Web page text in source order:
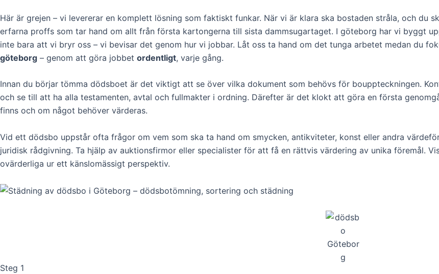
Här är grejen – vi levererar en komplett lösning som faktiskt funkar. När vi är klara ska bostaden stråla, och du
erfarna proffs som tar hand om allt från första kartongerna till sista dammsugartaget. I göteborg har vi byggt
inte bara att vi bryr oss – vi bevisar det genom hur vi jobbar. Låt oss ta hand om det tunga arbetet medan du
göteborg – genom att göra jobbet ordentligt, varje gång.
Innan du börjar tömma dödsboet är det viktigt att se över vilka dokument som behövs för bouppteckningen.
och se till att ha alla testamenten, avtal och fullmakter i ordning. Därefter är det klokt att göra en första
finns och om något behöver värderas.
Vid ett dödsbo uppstår ofta frågor om vem som ska ta hand om smycken, antikviteter, konst eller andra
juridisk rådgivning. Ta hjälp av auktionsfirmor eller specialister för att få en rättvis värdering av unika föremål.
ovärderliga ur ett känslomässigt perspektiv.
Steg 1